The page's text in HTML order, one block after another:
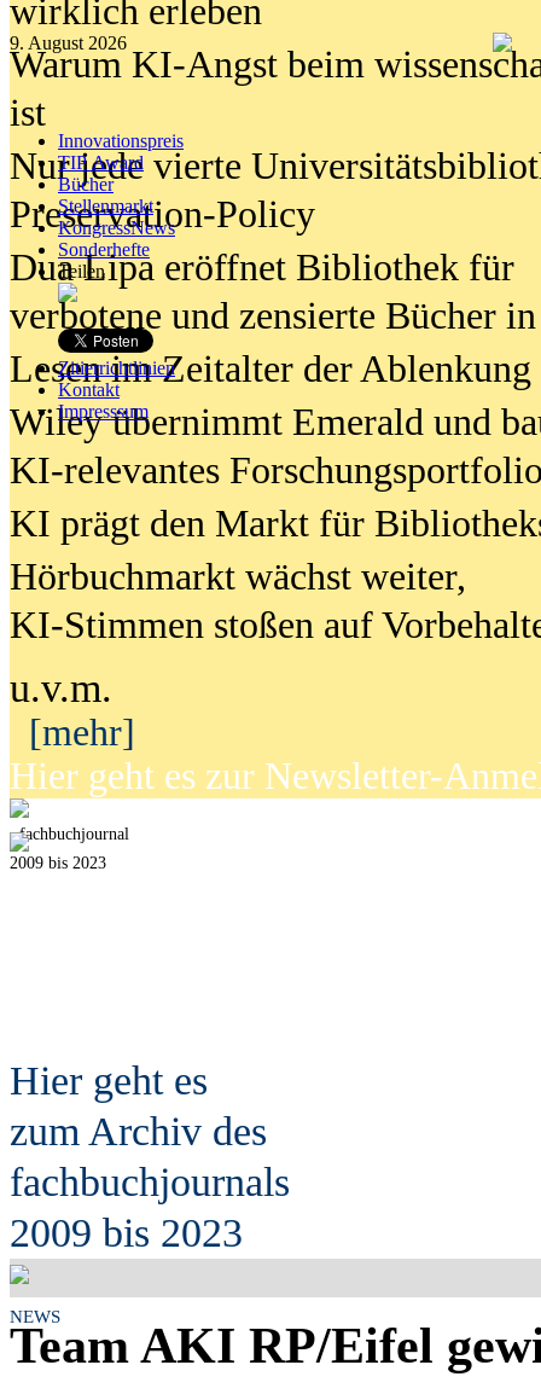
9. August 2026
Innovationspreis
TIP Award
Bücher
Stellenmarkt
KongressNews
Sonderhefte
Teilen
Zitierrichtlinien
Kontakt
Impresssum
wirklich erleben
Warum KI-Angst beim
ist
Nur jede vierte
Preservation-Policy
Dua Lipa eröffnet Bibliothek für
verbotene und zensierte Bücher
Lesen im Zeitalter der Ablenkung
Wiley übernimmt Emerald und
KI-relevantes
KI prägt den Markt für
Hörbuchmarkt wächst weiter,
KI-Stimmen stoßen auf
u.v.m.
[mehr]
Hier geht es zur Newsletter-
fachbuchjournal
2009 bis 2023
Hier geht es
zum Archiv des
fachbuchjournals
2009 bis 2023
NEWS
Team AKI RP/Eifel